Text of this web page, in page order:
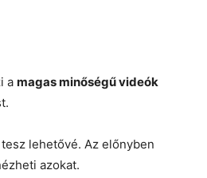
a magas minőségű videók
lehetővé. Az előnyben
azokat.